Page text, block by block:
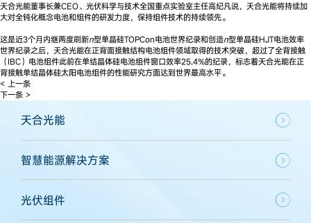
天合光能董事长兼CEO、光伏科学与技术全国重点实验室主任高纪凡说，天合光能将持续加
大对全钝化概念电池和组件的研发力度，保持组件技术的持续领先。
这是近3个月内继两度刷新n型单晶硅TOPCon电池世界纪录和创造n型单晶硅HJT电池效率
世界纪录之后，天合光能在正背面接触结构电池组件领域取得的技术突破，超过了全背接触
（IBC）电池组件此前在单结晶体硅电池组件窗口效率25.4%的纪录，标志着天合光能在正
背接触单结晶体硅太阳电池组件的性能研究方面达到世界最高水平。
< 上一条
下一条 >
天合光能
智慧能源解决方案
光伏组件